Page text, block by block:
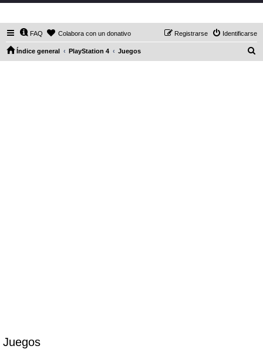
FAQ Colabora con un donativo Identificarse
Registrarse
Índice general PlayStation 4 Juegos
Juegos